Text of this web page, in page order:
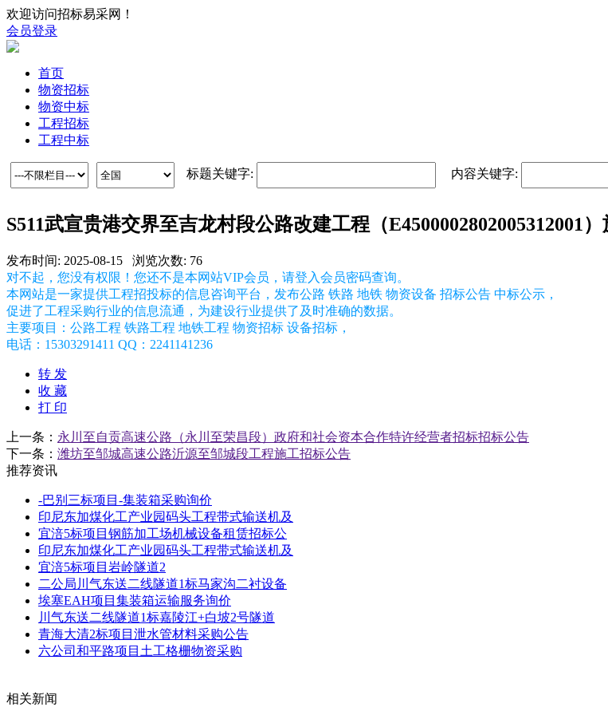
欢迎访问招标易采网！
会员登录
首页
物资招标
物资中标
工程招标
工程中标
标题关键字: 内容关键字:
S511武宣贵港交界至吉龙村段公路改建工程（E4500002802005312001
发布时间: 2025-08-15 浏览次数: 76
对不起，您没有权限！您还不是本网站VIP会员，请登入会员密码查询。
本网站是一家提供工程招投标的信息咨询平台，发布公路 铁路 地铁 物资设备 招标公告 中标公示，
促进了工程采购行业的信息流通，为建设行业提供了及时准确的数据。
主要项目：公路工程 铁路工程 地铁工程 物资招标 设备招标，
电话：15303291411 QQ：2241141236
转 发
收 藏
打 印
上一条： 永川至自贡高速公路（永川至荣昌段）政府和社会资本合作特许经营者招标招标公告
下一条： 潍坊至邹城高速公路沂源至邹城段工程施工招标公告
推荐资讯
-巴别三标项目-集装箱采购询价
印尼东加煤化工产业园码头工程带式输送机及
宜涪5标项目钢筋加工场机械设备租赁招标公
印尼东加煤化工产业园码头工程带式输送机及
宜涪5标项目岩岭隧道2
二公局川气东送二线隧道1标马家沟二衬设备
埃塞EAH项目集装箱运输服务询价
川气东送二线隧道1标嘉陵江+白坡2号隧道
青海大清2标项目泄水管材料采购公告
六公司和平路项目土工格栅物资采购
相关新闻